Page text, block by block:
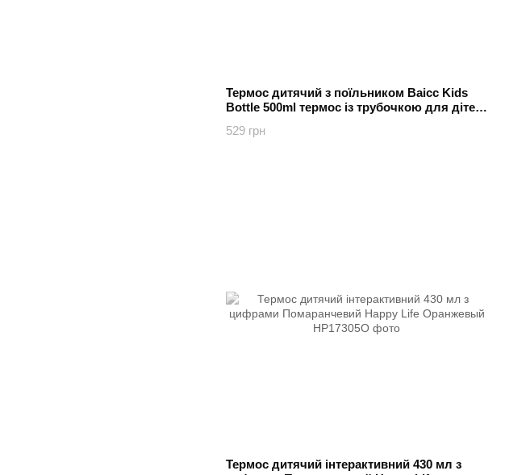
Термос дитячий з поїльником Baicc Kids
Bottle 500ml термос із трубочкою для дітей
529 грн
Термос дитячий інтерактивний 430 мл з